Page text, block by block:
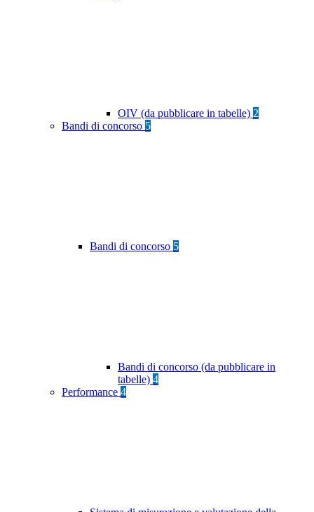
OIV (da pubblicare in tabelle) 2
Bandi di concorso 5
Bandi di concorso 5
Bandi di concorso (da pubblicare in
tabelle) 4
Performance 4